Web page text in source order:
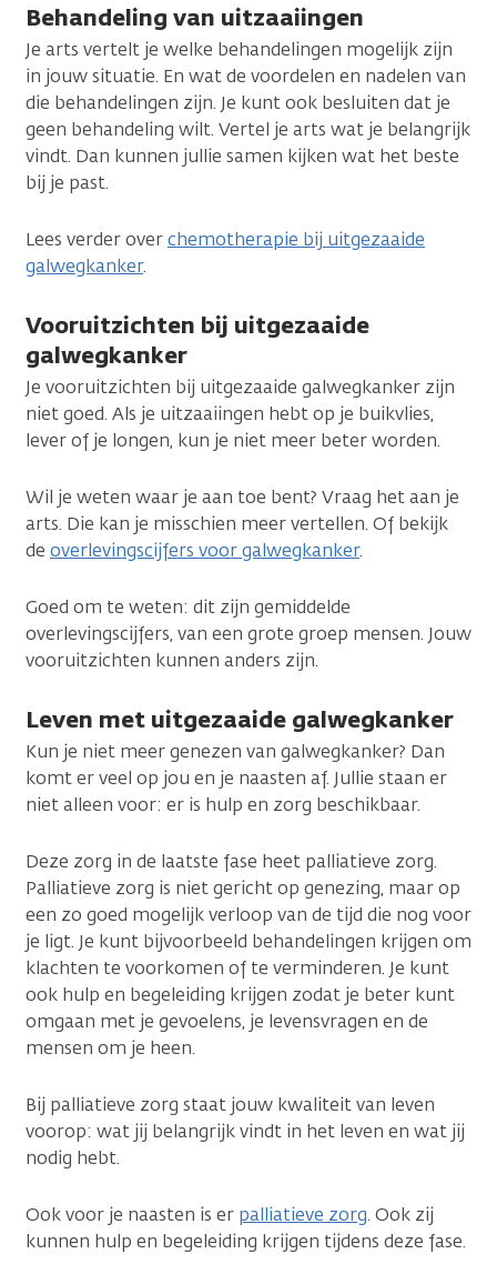
Behandeling van uitzaaiingen
Je arts vertelt je welke behandelingen mogelijk zijn
in jouw situatie. En wat de voordelen en nadelen van
die behandelingen zijn. Je kunt ook besluiten dat je
geen behandeling wilt. Vertel je arts wat je belangrijk
vindt. Dan kunnen jullie samen kijken wat het beste
bij je past.
Lees verder overchemotherapie bij uitgezaaide
galwegkanker.
Vooruitzichten bij uitgezaaide
galwegkanker
Je vooruitzichten bij uitgezaaide galwegkanker zijn
niet goed. Als je uitzaaiingen hebt op je buikvlies,
lever of je longen, kun je niet meer beter worden.
Wil je weten waar je aan toe bent? Vraag het aan je
arts. Die kan je misschien meer vertellen. Of bekijk
de overlevingscijfers voor galwegkanker.
Goed om te weten: dit zijn gemiddelde
overlevingscijfers, van een grote groep mensen. Jouw
vooruitzichten kunnen anders zijn.
Leven met uitgezaaide galwegkanker
Kun je niet meer genezen van galwegkanker? Dan
komt er veel op jou en je naasten af. Jullie staan er
niet alleen voor: er is hulp en zorg beschikbaar.
Deze zorg in de laatste fase heet palliatieve zorg.
Palliatieve zorg is niet gericht op genezing, maar op
een zo goed mogelijk verloop van de tijd die nog voor
je ligt. Je kunt bijvoorbeeld behandelingen krijgen om
klachten te voorkomen of te verminderen. Je kunt
ook hulp en begeleiding krijgen zodat je beter kunt
omgaan met je gevoelens, je levensvragen en de
mensen om je heen.
Bij palliatieve zorg staat jouw kwaliteit van leven
voorop: wat jij belangrijk vindt in het leven en wat jij
nodig hebt.
Ook voor je naasten is er palliatieve zorg. Ook zij
kunnen hulp en begeleiding krijgen tijdens deze fase.